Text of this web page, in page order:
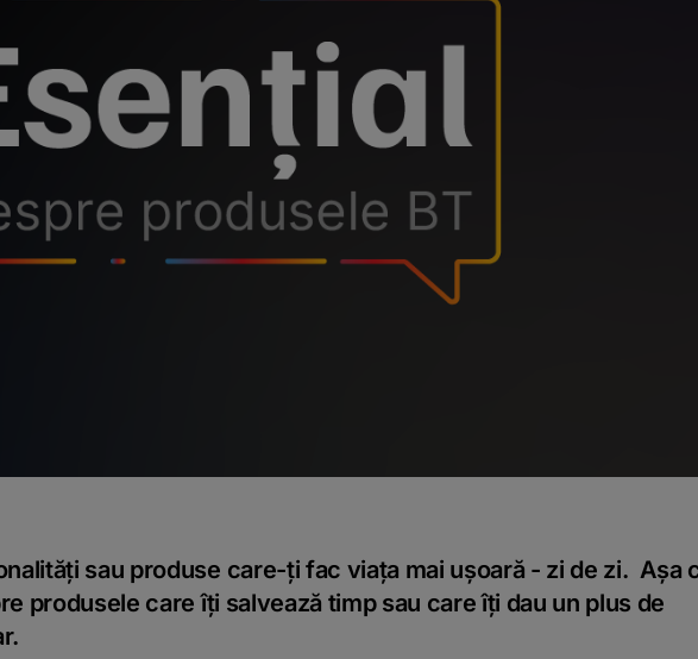
sau produse care-ți fac viața mai ușoară - zi de zi. Așa
produsele care îți salvează timp sau care îți dau un plus de